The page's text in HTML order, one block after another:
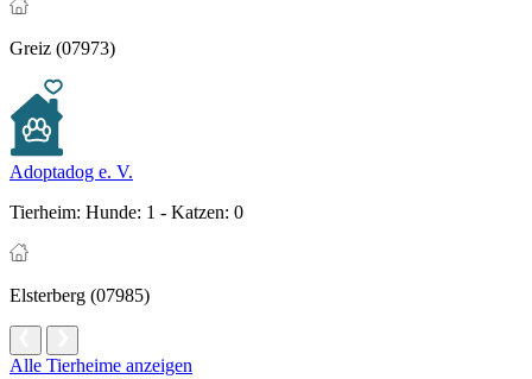
Greiz (07973)
Adoptadog e. V.
Tierheim: Hunde: 1 - Katzen: 0
Elsterberg (07985)
Alle Tierheime anzeigen